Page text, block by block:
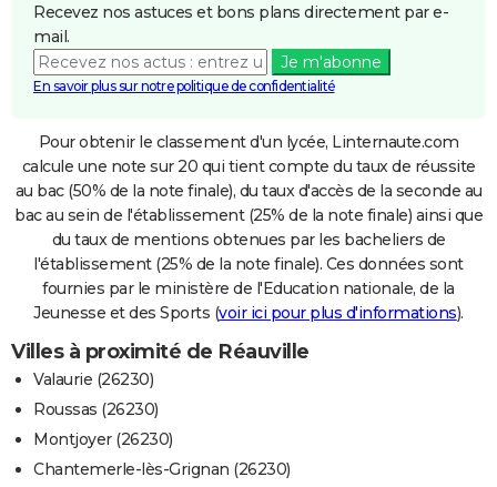
Recevez nos astuces et bons plans directement par e-
mail.
Je m'abonne
En savoir plus sur notre politique de confidentialité
Pour obtenir le classement d'un lycée, Linternaute.com
calcule une note sur 20 qui tient compte du taux de réussite
au bac (50% de la note finale), du taux d'accès de la seconde au
bac au sein de l'établissement (25% de la note finale) ainsi que
du taux de mentions obtenues par les bacheliers de
l'établissement (25% de la note finale). Ces données sont
fournies par le ministère de l'Education nationale, de la
Jeunesse et des Sports (voir ici pour plus d'informations).
Villes à proximité de Réauville
Valaurie (26230)
Roussas (26230)
Montjoyer (26230)
Chantemerle-lès-Grignan (26230)